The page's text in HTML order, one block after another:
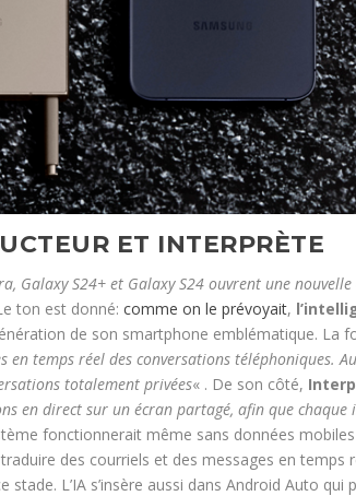
ET INTERPRÈTE
Galaxy S24+ et Galaxy S24 ouvrent une nouvelle
ton est donné:comme on le prévoyait,
de son smartphone emblématique. La
en temps réel des conversations téléphoniques.
totalement privées« . De son côté,
en direct sur un écran partagé, afin que
fonctionnerait même sans données
des courriels et des messages en temps
stade. L’IA s’insère aussi dans Android Auto qui